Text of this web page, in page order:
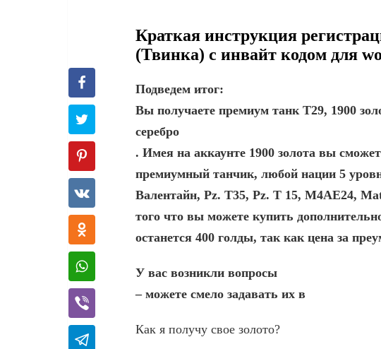
Краткая инструкция
(Твинка) с инвайт кодом для
Подведем итог:
Вы получаете премиум танк Т29, 1900
серебро
. Имея на аккаунте 1900 золота вы
премиумный танчик, любой нации 5
Валентайн, Pz. T35, Pz. T 15, M4AE24,
того что вы можете купить
останется 400 голды, так как цена за
У вас возникли вопросы
– можете смело задавать их в
Как я получу свое золото?